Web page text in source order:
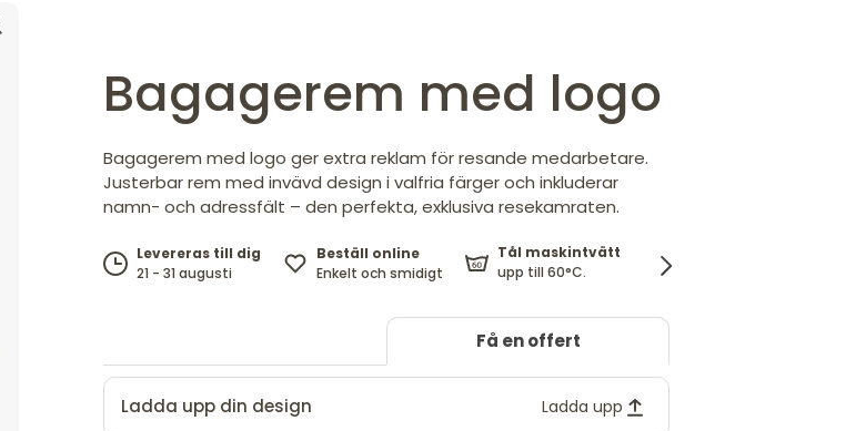
Bagagerem med logo
Bagagerem med logo ger extra reklam för resande medarbetare.
Justerbar rem med invävd design i valfria färger och inkluderar
namn- och adressfält – den perfekta, exklusiva resekamraten.
Levereras till dig
21 - 31 augusti
Beställ online
Enkelt och smidigt
Tål maskintvätt
upp till 60°C.
Få en offert
Ladda upp din design Ladda upp